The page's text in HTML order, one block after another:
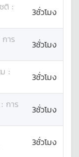
ติ :
3ชั่วโมง
การ
3ชั่วโมง
:
3ชั่วโมง
: การ
3ชั่วโมง
3ชั่วโมง